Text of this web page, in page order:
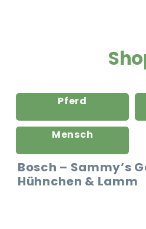
Pferd
Mensch
Bosch – Sammy’s
Hühnchen & Lamm